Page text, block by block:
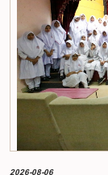
கலந்துகொண்ட கௌரவ
மத்தியில்
மத்தியிலும் கல்வி பயின்று
பாடநெறிகளுக்குள்
மற்றும் முடிவெடுக்கும்
மேலும் வழி வகுக்கும்
செயலாளர் (ஜனாதிபதி
மற்றும் பொதுமக்களுக்கு
செயலகத்தின் பொதுசன
பாராளுமன்றப்
மனிதாபிமானம் நிறைந்த
பாராளுமன்றத்தின்
2026-08-06